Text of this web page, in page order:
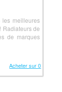
meilleures
Radiateurs de
de marques
Acheter sur 0